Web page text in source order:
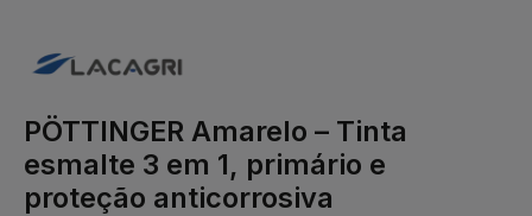
PÖTTINGER Amarelo – Tinta
esmalte 3 em 1, primário e
proteção anticorrosiva